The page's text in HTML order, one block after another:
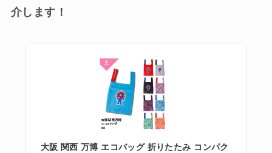
介します！
大阪 関西 万博 エコバッグ 折りたたみ コンパク